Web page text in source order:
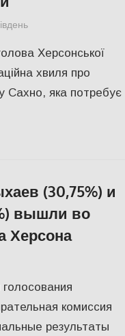
Херсонської
хвиля про
Сахно, яка потребує
(30,75%) и
вышли во
Херсона
комиссия
результаты